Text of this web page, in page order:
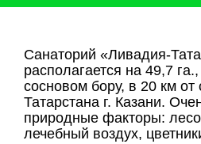
Санаторий «Ливадия-
располагается на 49,7
сосновом бору, в 20 км от
Татарстана г. Казани.
природные факторы:
лечебный воздух,